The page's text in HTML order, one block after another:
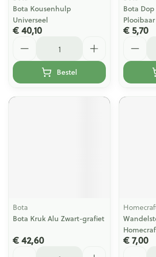
Bota Kousenhulp
Universeel
€ 40,10
Bestel
Bota
€ 5,70
Bota
Bota Kruk Alu Zwart-grafiet
€ 42,60 € 7,00